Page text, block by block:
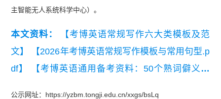
主智能无人系统科学中心）。
本文资料：
【考博英语常规写作六大类模板及范
文】
【2026年考博英语常规写作模板与常用句型.p
df】
【考博英语通用备考资料：50个熟词僻义】
公示网址：https://yzbm.tongji.edu.cn/xxgs/bsLq